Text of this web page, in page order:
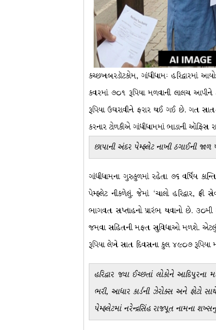
કચ્છખબરડૉટકોમ, ગાંધીધામઃ હરિદ્વારમાં
કવરમાં ૭૦૧ રૂપિયા મળવાની લાલચ આપીને
રૂપિયા ઉઘરાવીને ફરાર થઈ ગઈ છે. ગત
કરનાર ટોળકીએ ગાંધીધામમાં ભાડાની
છાપાની અંદર પેમ્ફ્લેટ નાખી ઠગાઈની જાળ
ગાંધીધામના ગુરુકુળમાં રહેતા ૭૬ વર્ષિય
પેમ્ફ્લેટ નીકળેલું. જેમાં ‘ચાલો હરિદ્વાર,
ભાગવત સપ્તાહનો પ્રારંભ થવાનો છે.
જમવા સહિતની મફત સુવિધાઓ મળશે. એટલું
રૂપિયા લેખે સાત દિવસના કુલ ૪૯૦૭ રૂપિયા
હરિદ્વાર જવા ઈચ્છતાં લોકોને
ભરી, આધાર કાર્ડની ઝેરોક્સ અને ફોટો
પેમ્ફ્લેટમાં નરેન્દ્રસિંહ રાજપૂત નામના